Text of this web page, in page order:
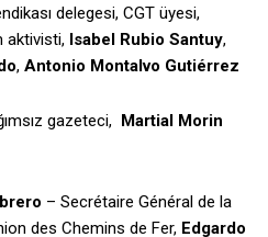
delegesi, CGT üyesi,
aktivisti, Isabel Rubio Santuy,
, Antonio Montalvo Gutiérrez
gazeteci, Martial Morin
– Secrétaire Général de la
des Chemins de Fer, Edgardo